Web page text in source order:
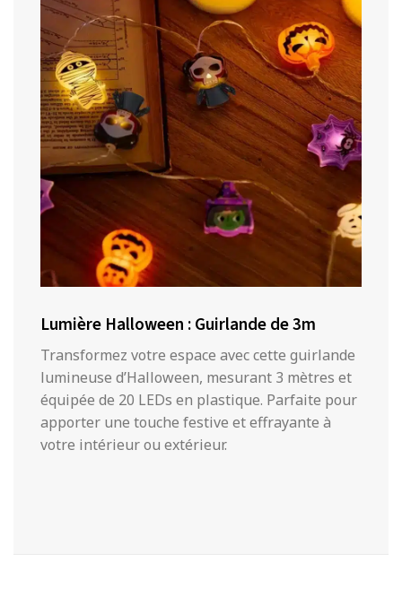
Lumière Halloween : Guirlande de 3m
Transformez votre espace avec cette guirlande
lumineuse d’Halloween, mesurant 3 mètres et
équipée de 20 LEDs en plastique. Parfaite pour
apporter une touche festive et effrayante à
votre intérieur ou extérieur.